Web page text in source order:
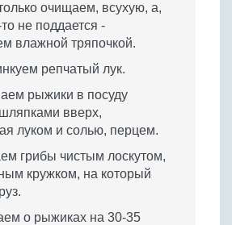
очищаем, всухую, а,
не поддается -
влажной тряпочкой.
репчатый лук.
рыжики в посуду
вверх,
луком и солью, перцем.
грибы чистым лоскутом,
кружком, на который
о рыжиках на 30-35